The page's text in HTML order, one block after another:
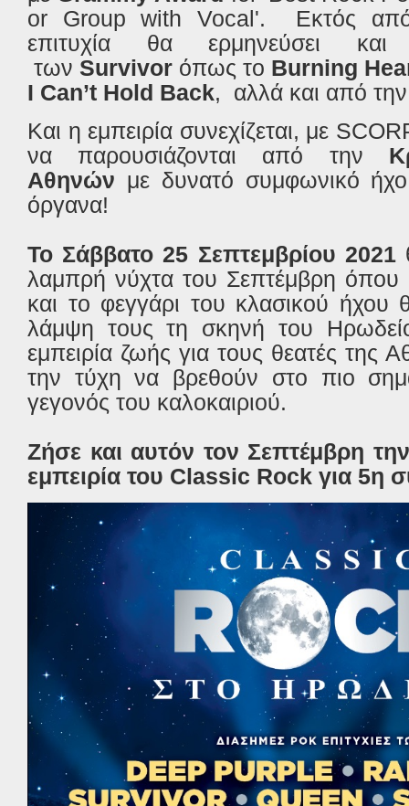
or Group with Vocal'. Εκτός
επιτυχία θα ερμηνεύσει
των Survivor όπως το Burning
I Can’t Hold Back, αλλά και από
Και η εμπειρία συνεχίζεται, με
να παρουσιάζονται από την
Αθηνών με δυνατό συμφωνικό
όργανα!
Το Σάββατο 25 Σεπτεμβρίου 2021
λαμπρή νύχτα του Σεπτέμβρη όπου
και το φεγγάρι του κλασικού ήχου
λάμψη τους τη σκηνή του
εμπειρία ζωής για τους θεατές της
την τύχη να βρεθούν στο πιο
γεγονός του καλοκαιριού.
Ζήσε και αυτόν τον Σεπτέμβρη
εμπειρία του Classic Rock για 5η